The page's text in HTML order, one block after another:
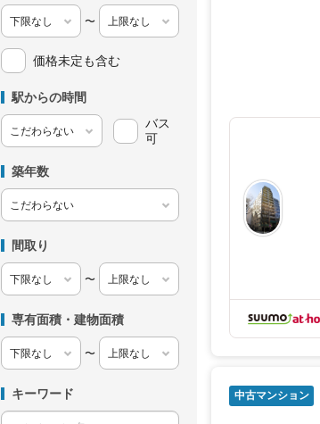
〜
価格未定も含む
駅からの時間
バス
可
築年数
間取り
〜
専有面積・建物面積
〜
キーワード 中古マンション